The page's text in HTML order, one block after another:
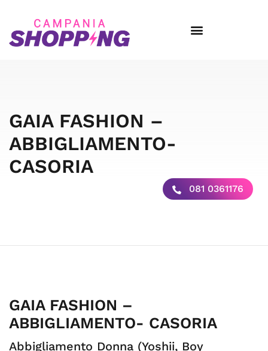
GAIA FASHION –
ABBIGLIAMENTO-
CASORIA
081 0361176
GAIA FASHION –
ABBIGLIAMENTO- CASORIA
Abbigliamento Donna (Yoshii, Boy